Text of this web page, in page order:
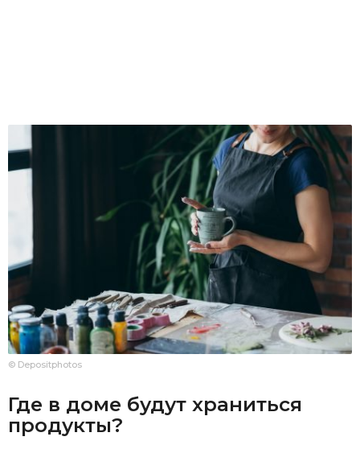
© Depositphotos
Где в доме будут храниться
продукты?